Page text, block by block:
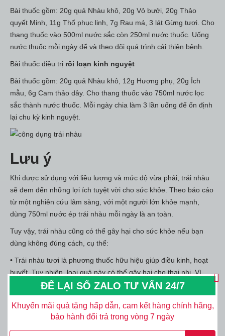
Bài thuốc gồm: 20g quả Nhàu khô, 20g Vỏ bưởi, 20g Thảo
quyết Minh, 11g Thổ phục linh, 7g Rau má, 3 lát Gừng tươi. Cho
thang thuốc vào 500ml nước sắc còn 250ml nước thuốc. Uống
nước thuốc mỗi ngày để và theo dõi quá trình cải thiện bệnh.
Bài thuốc điều trị rối loạn kinh nguyệt
Bài thuốc gồm: 20g quả Nhàu khô, 12g Hương phụ, 20g Ích
mẫu, 6g Cam thảo dây. Cho thang thuốc vào 750ml nước lọc
sắc thành nước thuốc. Mỗi ngày chia làm 3 lần uống để ổn định
lại chu kỳ kinh nguyệt.
Lưu ý
Khi được sử dụng với liều lượng và mức độ vừa phải, trái nhàu
sẽ đem đến những lợi ích tuyệt vời cho sức khỏe. Theo báo cáo
từ một nghiên cứu lâm sàng, với một người lớn khỏe mạnh,
dùng 750ml nước ép trái nhàu mỗi ngày là an toàn.
Tuy vậy, trái nhàu cũng có thể gây hại cho sức khỏe nếu bạn
dùng không đúng cách, cụ thể:
• Trái nhàu tươi là phương thuốc hữu hiệu giúp điều kinh, hoạt
huyết. Tuy nhiên, loại quả này có thể gây hại cho thai nhi. Vì
vậy, mẹ bầu không nên sử dụng nhàu tươi.
• Quả nhàu tươi có khả năng làm giảm huyết áp. Do đó, các
bệnh nhân huyết áp thấp nên cân nhắc kỹ lưỡng hoặc hỏi ý kiến
ĐỂ LẠI SỐ ZALO TƯ VẤN 24/7
Khuyến mãi quà tặng hấp dẫn, cam kết hàng chính hãng,
bảo hành đổi trả trong vòng 7 ngày